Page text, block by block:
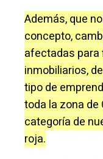
Además, que
concepto,
afectadas para
inmobiliarios,
tipo de
toda la zona de
categoría de
roja.